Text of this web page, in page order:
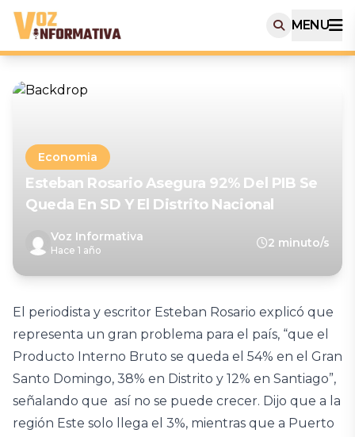
MENU
Economia
Esteban Rosario Asegura 92% Del PIB Se
Queda En SD Y El Distrito Nacional
Voz Informativa
Hace 1 año
2 minuto/s
El periodista y escritor Esteban Rosario explicó que
representa un gran problema para el país, “que el
Producto Interno Bruto se queda el 54% en el Gran
Santo Domingo, 38% en Distrito y 12% en Santiago”,
señalando que así no se puede crecer. Dijo que a la
región Este solo llega el 3%, mientras que a Puerto